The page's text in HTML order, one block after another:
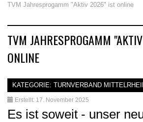
TVM Jahresprogamm "Aktiv 2026" ist online
TVM JAHRESPROGAMM
ONLINE
KATEGORIE: TURNVERBAND
Erstellt: 17. November 2025
Es ist soweit - unser